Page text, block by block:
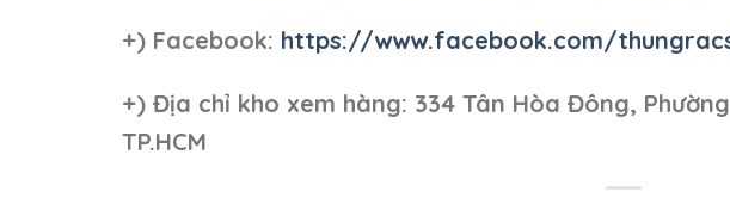
+) Facebook: https://www.facebook.com/
+) Địa chỉ kho xem hàng: 334 Tân Hòa Đông,
TP.HCM